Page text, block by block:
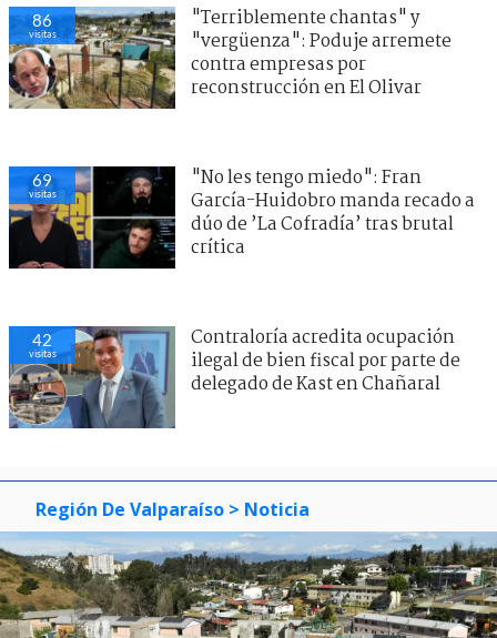
86
visitas
"Terriblemente chantas" y
"vergüenza": Poduje arremete
contra empresas por
reconstrucción en El Olivar
69
visitas
"No les tengo miedo": Fran
García-Huidobro manda recado a
dúo de ’La Cofradía’ tras brutal
crítica
42
visitas
Contraloría acredita ocupación
ilegal de bien fiscal por parte de
delegado de Kast en Chañaral
Región De Valparaíso > Noticia